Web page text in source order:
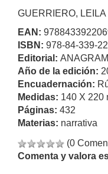
GUERRIERO, LEILA
EAN:
ISBN: 978-84-339-
Editorial:
Año de la edición:
Encuadernación:
Medidas: 140 X 220
Páginas: 432
Materias: narrativa
(0
Comenta y valora